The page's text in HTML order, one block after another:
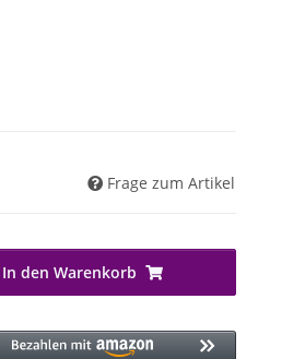
Frage zum Artikel
In den Warenkorb